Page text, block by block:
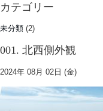
カテゴリー
未分類 (2)
001. 北西側外観
2024年 08月 02日 (金)